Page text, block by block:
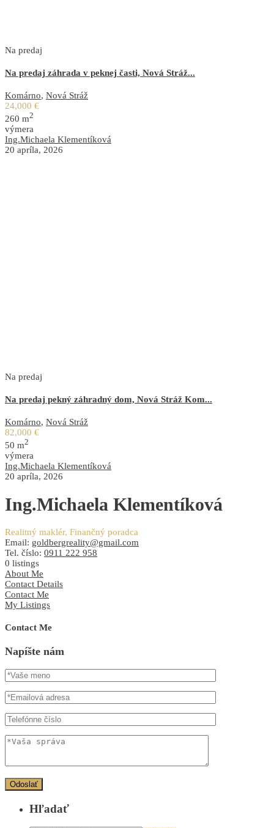
Na predaj
Na predaj záhrada v peknej časti, Nová Stráž...
Komárno, Nová Stráž
24,000 €
260 m2
výmera
Ing.Michaela Klementíková
20 apríla, 2026
Na predaj
Na predaj pekný záhradný dom, Nová Stráž Kom...
Komárno, Nová Stráž
82,000 €
50 m2
výmera
Ing.Michaela Klementíková
20 apríla, 2026
Ing.Michaela Klementíková
Realitný maklér, Finančný poradca
Email: goldbergreality@gmail.com
Tel. číslo: 0911 222 958
0 listings
About Me
Contact Details
Contact Me
My Listings
Contact Me
Napíšte nám
Hľadať